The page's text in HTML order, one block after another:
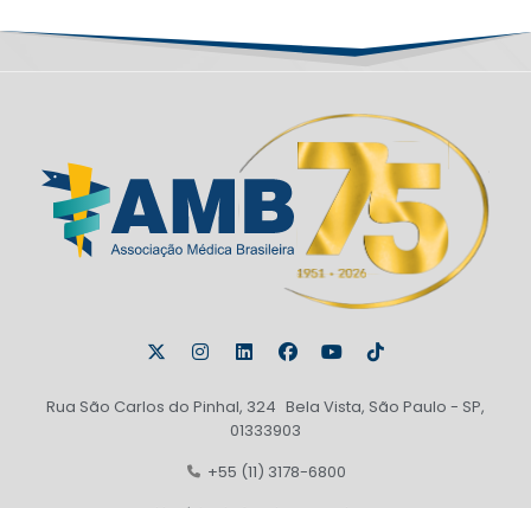
Rua São Carlos do Pinhal, 324 Bela Vista, São Paulo - SP,
01333903
+55 (11) 3178-6800